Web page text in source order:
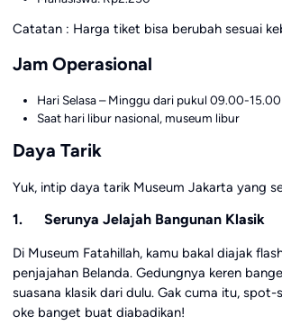
Catatan : Harga tiket bisa berubah sesuai
Jam Operasional
Hari Selasa – Minggu dari pukul 09.00-
Saat hari libur nasional, museum libur
Daya Tarik
Yuk, intip daya tarik Museum Jakarta yang
1. Serunya Jelajah Bangunan Klasik
Di Museum Fatahillah, kamu bakal diajak
penjajahan Belanda. Gedungnya keren
suasana klasik dari dulu. Gak cuma itu,
oke banget buat diabadikan!